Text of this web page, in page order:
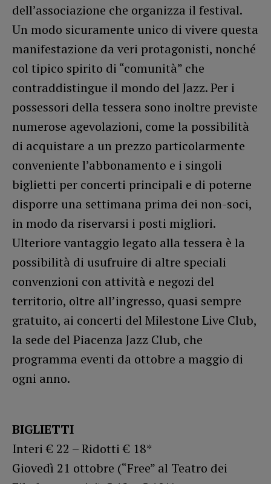
dell’associazione che organizza il festival.
Un modo sicuramente unico di vivere questa
manifestazione da veri protagonisti, nonché
col tipico spirito di “comunità” che
contraddistingue il mondo del Jazz. Per i
possessori della tessera sono inoltre previste
numerose agevolazioni, come la possibilità
di acquistare a un prezzo particolarmente
conveniente l’abbonamento e i singoli
biglietti per concerti principali e di poterne
disporre una settimana prima dei non-soci,
in modo da riservarsi i posti migliori.
Ulteriore vantaggio legato alla tessera è la
possibilità di usufruire di altre speciali
convenzioni con attività e negozi del
territorio, oltre all’ingresso, quasi sempre
gratuito, ai concerti del Milestone Live Club,
la sede del Piacenza Jazz Club, che
programma eventi da ottobre a maggio di
ogni anno.
BIGLIETTI
Interi € 22 – Ridotti € 18*
Giovedì 21 ottobre (“Free” al Teatro dei